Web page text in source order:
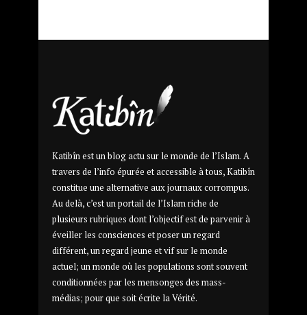
Katibîn est un blog actu sur le monde de l’Islam. A
travers de l’info épurée et accessible à tous, Katibîn
constitue une alternative aux journaux corrompus.
Au delà, c’est un portail de l’Islam riche de
plusieurs rubriques dont l’objectif est de parvenir à
éveiller les consciences et poser un regard
différent, un regard jeune et vif sur le monde
actuel; un monde où les populations sont souvent
conditionnées par les mensonges des mass-
médias; pour que soit écrite la Vérité.